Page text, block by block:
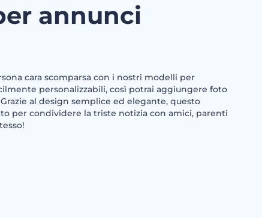
annunci
cara scomparsa con i nostri modelli per
personalizzabili, così potrai aggiungere foto
al design semplice ed elegante, questo
per condividere la triste notizia con amici, parenti